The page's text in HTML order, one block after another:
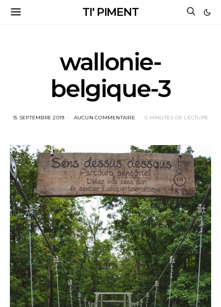
TI' PIMENT
wallonie-
belgique-3
15 SEPTEMBRE 2019 AUCUN COMMENTAIRE 0 MINUTES DE LECTURE